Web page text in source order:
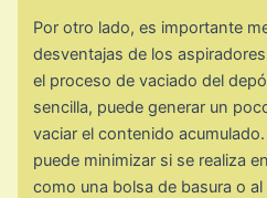
Por otro lado, es importante
desventajas de los
el proceso de vaciado del
sencilla, puede generar un
vaciar el contenido
puede minimizar si se realiza
como una bolsa de basura o al